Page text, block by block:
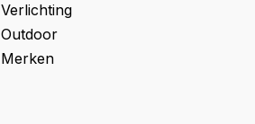
Verlichting
Outdoor
Merken